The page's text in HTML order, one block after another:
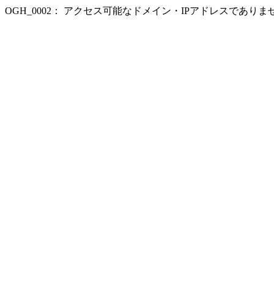
OGH_0002： アクセス可能なドメイン・IPアドレスでありま